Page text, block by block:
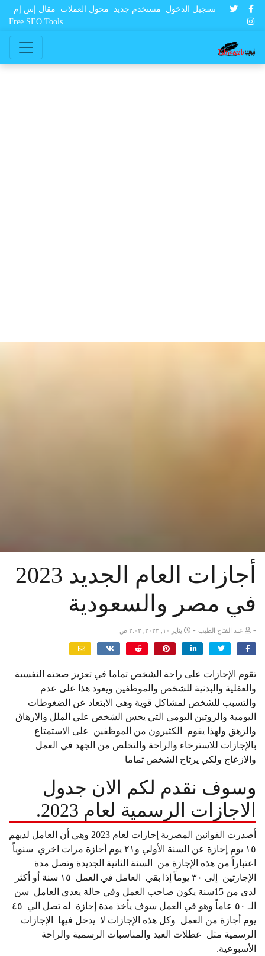
تسجيل الدخول مستخدم جديد محول العملات
مقال إس إم
Free SEO Tools
أجازات العام الجديد 2023
في مصر والسعودية
- عبد الفتاح الطيب - يناير ١٠, ٢٠٢٣, ٢:٠٢ ص
تقوم الإجازات على راحة الشخص تماما في تعزيز صحته النفسية
والعقلية والبدنية للشخص والموظفين ويعود هذا على عدم
والتسبب للشخص لمشاكل قوية وهي الابتعاد عن الضغوطات
اليومية والروتين اليومي التي يحس الشخص علي الملل والارهاق
والزهق ولهذا يقوم الكثيرون من الموظفين على الاستمتاع
بالإجازات للاسترخاء والراحة والتخلص من الجهد في العمل
والازعاج ولكي يرتاح الشخص تماما
وسوف نقدم لكم الان جدول
الاجازات الرسمية لعام 2023.
أصدرت القوانين المصرية إجازات لعام 2023 وهي أن العامل لديهم
١٥ يوم إجازة عن السنة الأولي و٢١ يوم أجازة مرات اخري سنوياً
اعتباراً من هذه الإجازة من السنة الثانية الجديدة وتصل مدة
الإجازتين إلى ٣٠ يوماً إذا بقي العامل في العمل ١٥ سنة أو أكثر
لدى من 15سنة يكون صاحب العمل وفي حالة يعدي العامل سن
الـ ٥٠ عاماً وهو في العمل سوف يأخذ مدة إجازة له تصل الي ٤٥
يوم أجازة من العمل وكل هذه الإجازات لا يدخل فيها الإجازات
الرسمية مثل عطلات العيد والمناسبات الرسمية والراحة
الأسبوعية.